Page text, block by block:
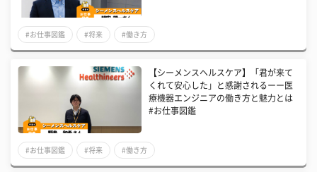
#お仕事図鑑 #将来 #働き方
【シーメンスヘルスケア】「君が来て
くれて安心した」と感謝されるーー医
療機器エンジニアの働き方と魅力とは
#お仕事図鑑
#お仕事図鑑 #将来 #働き方